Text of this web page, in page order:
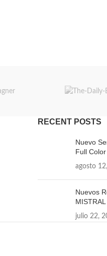
RECENT POSTS
Nuevo
Full
agosto
Nuevos
MISTRAL
julio 22,